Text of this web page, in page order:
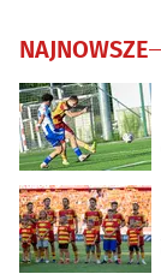
NAJNOWSZE